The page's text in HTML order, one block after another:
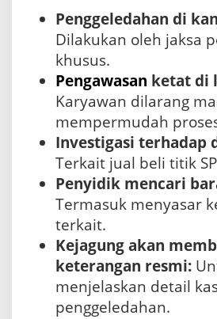
Penggeledahan di
Dilakukan oleh jaksa
khusus.
Pengawasan ketat di
Karyawan dilarang
mempermudah
Investigasi terhadap
Terkait jual beli titik
Penyidik mencari
Termasuk menyasar
terkait.
Kejagung akan
keterangan resmi:
menjelaskan detail
penggeledahan.